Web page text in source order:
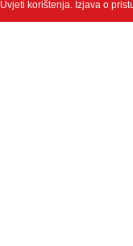
Uvjeti korištenja. Izjava o